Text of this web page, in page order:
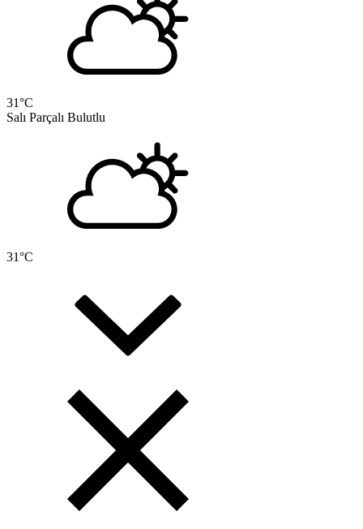
31°C
Salı Parçalı Bulutlu
31°C